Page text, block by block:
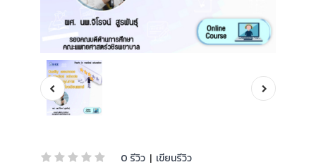
0 รีวิว | เขียนรีวิว